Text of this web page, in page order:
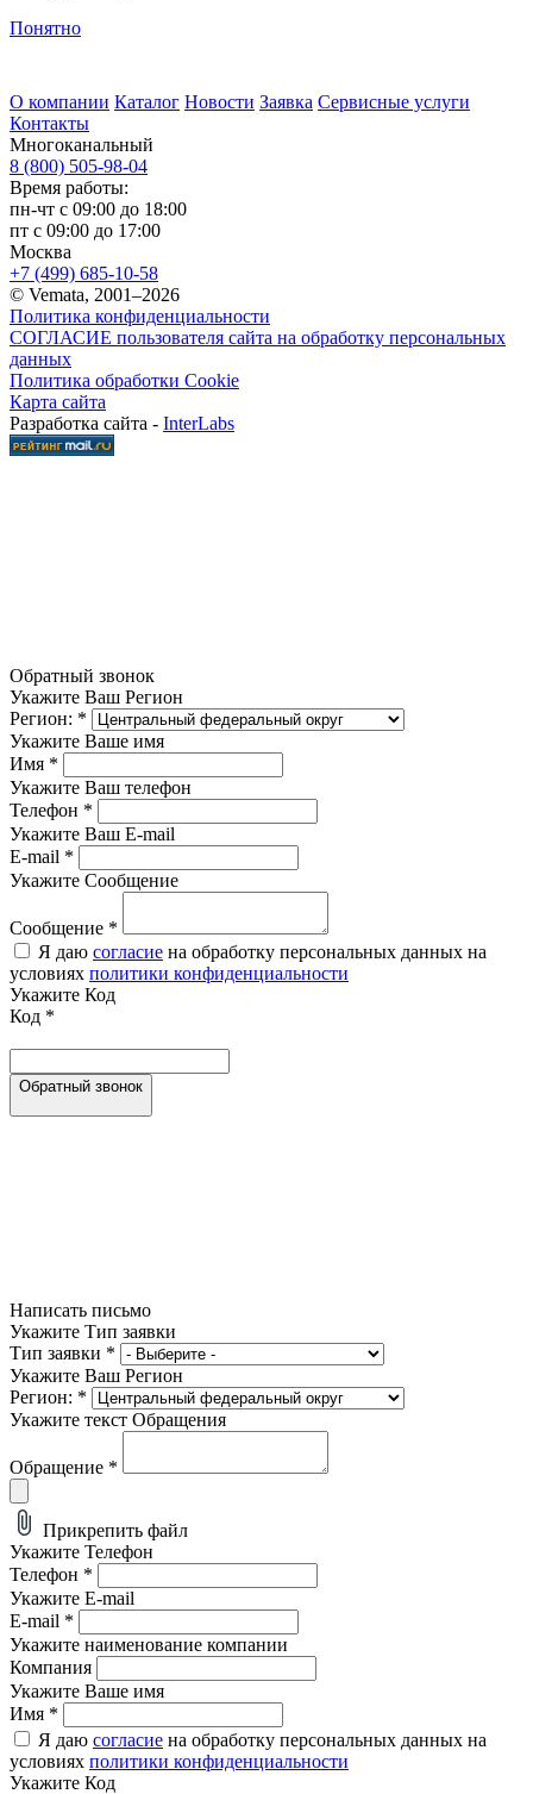
Понятно
О компании Каталог Новости Заявка Сервисные услуги
Контакты
Многоканальный
8 (800) 505-98-04
Время работы:
пн-чт с 09:00 до 18:00
пт с 09:00 до 17:00
Москва
+7 (499) 685-10-58
© Vemata, 2001–2026
Политика конфиденциальности
СОГЛАСИЕ пользователя сайта на обработку персональных
данных
Политика обработки Cookie
Карта сайта
Разработка сайта - InterLabs
Обратный звонок
Укажите Ваш Регион
Регион: *
Укажите Ваше имя
Имя *
Укажите Ваш телефон
Телефон *
Укажите Ваш E-mail
E-mail *
Укажите Сообщение
Сообщение *
Я даю согласие на обработку персональных данных на
условиях политики конфиденциальности
Укажите Код
Код *
Обратный звонок
Написать письмо
Укажите Тип заявки
Тип заявки *
Укажите Ваш Регион
Регион: *
Укажите текст Обращения
Обращение *
Прикрепить файл
Укажите Телефон
Телефон *
Укажите E-mail
E-mail *
Укажите наименование компании
Компания
Укажите Ваше имя
Имя *
Я даю согласие на обработку персональных данных на
условиях политики конфиденциальности
Укажите Код